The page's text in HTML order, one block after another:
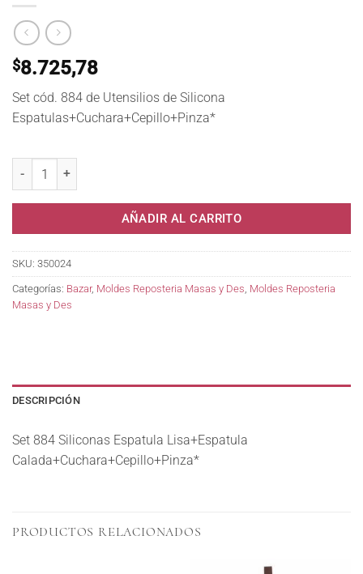
$8.725,78
Set cód. 884 de Utensilios de Silicona
Espatulas+Cuchara+Cepillo+Pinza*
AÑADIR AL CARRITO
SKU: 350024
Categorías: Bazar, Moldes Reposteria Masas y Des Moldes Reposteria
Masas y Des
DESCRIPCIÓN
Set 884 Siliconas Espatula Lisa+Espatula
Calada+Cuchara+Cepillo+Pinza*
PRODUCTOS RELACIONADOS